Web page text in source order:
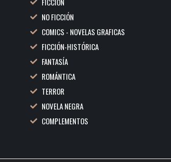
NO FICCIÓN
COMICS - NOVELAS GRAFICAS
FICCIÓN-HISTÓRICA
FANTASÍA
ROMÁNTICA
TERROR
NOVELA NEGRA
COMPLEMENTOS